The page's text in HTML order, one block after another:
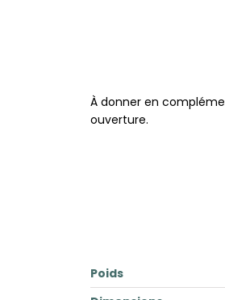
À donner en
ouverture.
Poids